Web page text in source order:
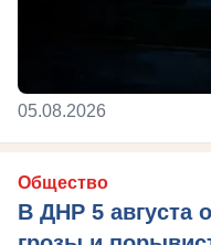
05.08.2026
Общество
В ДНР 5 августа